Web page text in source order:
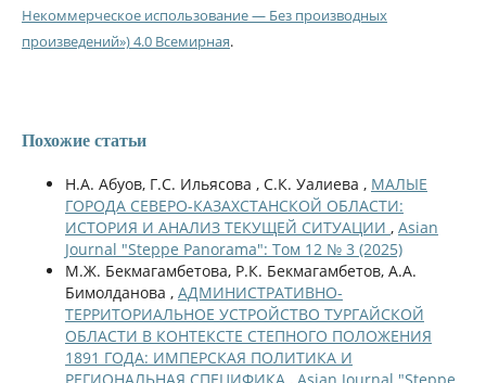
Некоммерческое использование — Без производных
произведений») 4.0 Всемирная.
Похожие статьи
Н.А. Абуов, Г.С. Ильясова , С.К. Уалиева , МАЛЫЕ
ГОРОДА СЕВЕРО-КАЗАХСТАНСКОЙ ОБЛАСТИ:
ИСТОРИЯ И АНАЛИЗ ТЕКУЩЕЙ СИТУАЦИИ , Asian
Journal "Steppe Panorama": Том 12 № 3 (2025)
М.Ж. Бекмагамбетова, Р.К. Бекмагамбетов, А.А.
Бимолданова , АДМИНИСТРАТИВНО-
ТЕРРИТОРИАЛЬНОЕ УСТРОЙСТВО ТУРГАЙСКОЙ
ОБЛАСТИ В КОНТЕКСТЕ СТЕПНОГО ПОЛОЖЕНИЯ
1891 ГОДА: ИМПЕРСКАЯ ПОЛИТИКА И